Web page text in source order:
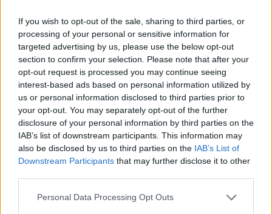
If you wish to opt-out of the sale, sharing to third parties, or
processing of your personal or sensitive information for
targeted advertising by us, please use the below opt-out
section to confirm your selection. Please note that after your
opt-out request is processed you may continue seeing
interest-based ads based on personal information utilized by
us or personal information disclosed to third parties prior to
your opt-out. You may separately opt-out of the further
disclosure of your personal information by third parties on the
IAB’s list of downstream participants. This information may
also be disclosed by us to third parties on the IAB’s List of
Downstream Participants that may further disclose it to other
Please note that this website/app uses one or more Google
Personal Data Processing Opt Outs